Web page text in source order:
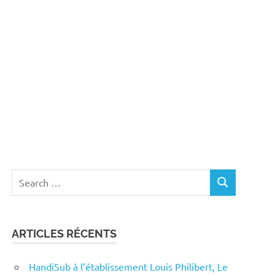
for:
SEARCH
ARTICLES RÉCENTS
HandiSub à l’établissement Louis Philibert, Le